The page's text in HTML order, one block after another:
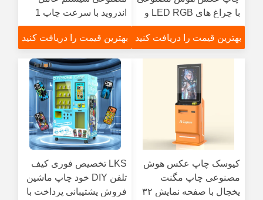
با چراغ های LED RGB و
اندازه های چاپ عکس 4x6
اینچ طراحی شده برای چاپ
بهترین قیمت را دریافت کنید
اندروید با سرعت چاپ 1
دقیقه
بهترین قیمت را دریافت کنید
کیوسک چاپ عکس هوش
مصنوعی چاپ مگنت
یخچال با صفحه نمایش ۳۲
LKS تخصیص فوری کیف
تلفن DIY خود چاپ ماشین
فروش پشتیبانی پرداخت با